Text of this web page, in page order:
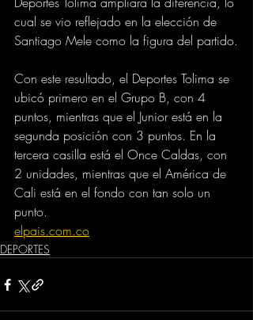
cual se vio reflejado en la elección de
Santiago Mele como la figura del partido.
Con este resultado, el Deportes Tolima se
ubicó primero en el Grupo B, con 4
puntos, mientras que el Junior está en la
segunda posición con 3 puntos. En la
tercera casilla está el Once Caldas, con
2 unidades, mientras que el América de
Cali está en el fondo con tan solo un
punto.
elpais.com.co
DEPORTES